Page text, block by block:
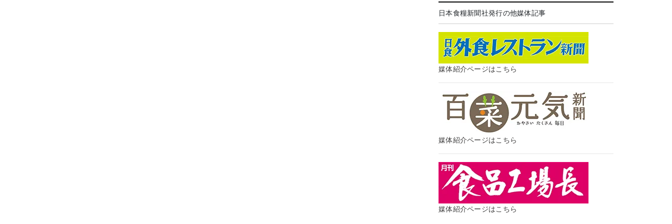
日本食糧新聞社発行の他媒体記事
媒体紹介ページはこちら
媒体紹介ページはこちら
媒体紹介ページはこちら